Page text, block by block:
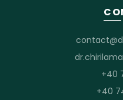
+40
+40